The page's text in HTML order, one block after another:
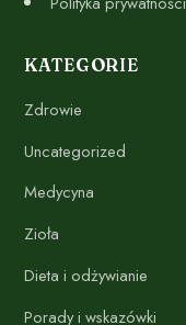
KATEGORIE
Zdrowie
Uncategorized
Medycyna
Zioła
Dieta i odżywianie
Porady i wskazówki